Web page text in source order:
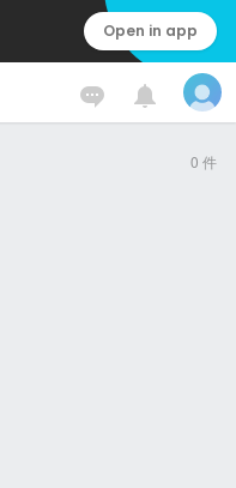
Open in app
0 件